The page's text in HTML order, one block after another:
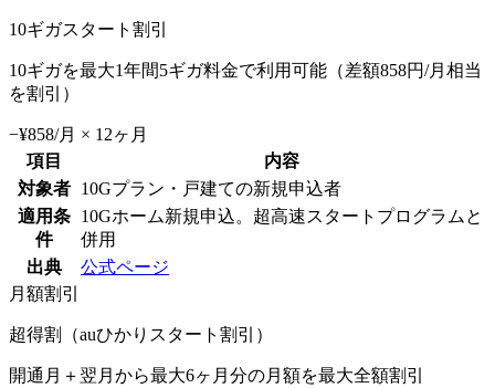
10ギガスタート割引
10ギガを最大1年間5ギガ料金で利用可能（差額858円/月相当
を割引）
−¥858/月 × 12ヶ月
項目
内容
対象者 10Gプラン・戸建ての新規申込者
適用条
件
10Gホーム新規申込。超高速スタートプログラムと
併用
出典
公式ページ
月額割引
超得割（auひかりスタート割引）
開通月＋翌月から最大6ヶ月分の月額を最大全額割引